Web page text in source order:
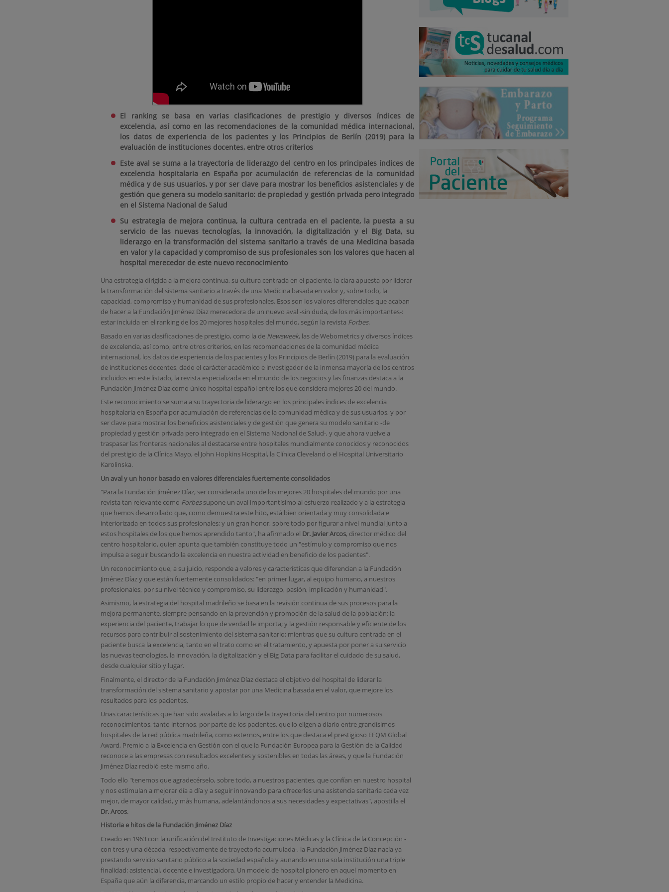
El ranking se basa en varias clasificaciones de prestigio y diversos índices de
excelencia, así como en las recomendaciones de la comunidad médica internacional,
los datos de experiencia de los pacientes y los Principios de Berlín (2019) para la
evaluación de instituciones docentes, entre otros criterios
Este aval se suma a la trayectoria de liderazgo del centro en los principales índices de
excelencia hospitalaria en España por acumulación de referencias de la comunidad
médica y de sus usuarios, y por ser clave para mostrar los beneficios asistenciales y de
gestión que genera su modelo sanitario: de propiedad y gestión privada pero integrado
en el Sistema Nacional de Salud
Su estrategia de mejora continua, la cultura centrada en el paciente, la puesta a su
servicio de las nuevas tecnologías, la innovación, la digitalización y el Big Data, su
liderazgo en la transformación del sistema sanitario a través de una Medicina basada
en valor y la capacidad y compromiso de sus profesionales son los valores que hacen al
hospital merecedor de este nuevo reconocimiento
Una estrategia dirigida a la mejora continua, su cultura centrada en el paciente, la clara apuesta por liderar
la transformación del sistema sanitario a través de una Medicina basada en valor y, sobre todo, la
capacidad, compromiso y humanidad de sus profesionales. Esos son los valores diferenciales que acaban
de hacer a la Fundación Jiménez Díaz merecedora de un nuevo aval -sin duda, de los más importantes-:
estar incluida en el ranking de los 20 mejores hospitales del mundo, según la revista Forbes.
Basado en varias clasificaciones de prestigio, como la de Newsweek, las de Webometrics y diversos índices
de excelencia, así como, entre otros criterios, en las recomendaciones de la comunidad médica
internacional, los datos de experiencia de los pacientes y los Principios de Berlín (2019) para la evaluación
de instituciones docentes, dado el carácter académico e investigador de la inmensa mayoría de los centros
incluidos en este listado, la revista especializada en el mundo de los negocios y las finanzas destaca a la
Fundación Jiménez Díaz como único hospital español entre los que considera mejores 20 del mundo.
Este reconocimiento se suma a su trayectoria de liderazgo en los principales índices de excelencia
hospitalaria en España por acumulación de referencias de la comunidad médica y de sus usuarios, y por
ser clave para mostrar los beneficios asistenciales y de gestión que genera su modelo sanitario -de
propiedad y gestión privada pero integrado en el Sistema Nacional de Salud-, y que ahora vuelve a
traspasar las fronteras nacionales al destacarse entre hospitales mundialmente conocidos y reconocidos
del prestigio de la Clínica Mayo, el John Hopkins Hospital, la Clínica Cleveland o el Hospital Universitario
Karolinska.
Un aval y un honor basado en valores diferenciales fuertemente consolidados
"Para la Fundación Jiménez Díaz, ser considerada uno de los mejores 20 hospitales del mundo por una
revista tan relevante como Forbessupone un aval importantísimo al esfuerzo realizado y a la estrategia
que hemos desarrollado que, como demuestra este hito, está bien orientada y muy consolidada e
interiorizada en todos sus profesionales; y un gran honor, sobre todo por figurar a nivel mundial junto a
estos hospitales de los que hemos aprendido tanto", ha afirmado el Dr. Javier Arcos, director médico del
centro hospitalario, quien apunta que también constituye todo un "estímulo y compromiso que nos
impulsa a seguir buscando la excelencia en nuestra actividad en beneficio de los pacientes".
Un reconocimiento que, a su juicio, responde a valores y características que diferencian a la Fundación
Jiménez Díaz y que están fuertemente consolidados: "en primer lugar, al equipo humano, a nuestros
profesionales, por su nivel técnico y compromiso, su liderazgo, pasión, implicación y humanidad".
Asimismo, la estrategia del hospital madrileño se basa en la revisión continua de sus procesos para la
mejora permanente, siempre pensando en la prevención y promoción de la salud de la población; la
experiencia del paciente, trabajar lo que de verdad le importa; y la gestión responsable y eficiente de los
recursos para contribuir al sostenimiento del sistema sanitario; mientras que su cultura centrada en el
paciente busca la excelencia, tanto en el trato como en el tratamiento, y apuesta por poner a su servicio
las nuevas tecnologías, la innovación, la digitalización y el Big Data para facilitar el cuidado de su salud,
desde cualquier sitio y lugar.
Finalmente, el director de la Fundación Jiménez Díaz destaca el objetivo del hospital de liderar la
transformación del sistema sanitario y apostar por una Medicina basada en el valor, que mejore los
resultados para los pacientes.
Unas características que han sido avaladas a lo largo de la trayectoria del centro por numerosos
reconocimientos, tanto internos, por parte de los pacientes, que lo eligen a diario entre grandísimos
hospitales de la red pública madrileña, como externos, entre los que destaca el prestigioso EFQM Global
Award, Premio a la Excelencia en Gestión con el que la Fundación Europea para la Gestión de la Calidad
reconoce a las empresas con resultados excelentes y sostenibles en todas las áreas, y que la Fundación
Jiménez Díaz recibió este mismo año.
Todo ello "tenemos que agradecérselo, sobre todo, a nuestros pacientes, que confían en nuestro hospital
y nos estimulan a mejorar día a día y a seguir innovando para ofrecerles una asistencia sanitaria cada vez
mejor, de mayor calidad, y más humana, adelantándonos a sus necesidades y expectativas", apostilla el
Dr. Arcos.
Historia e hitos de la Fundación Jiménez Díaz
Creado en 1963 con la unificación del Instituto de Investigaciones Médicas y la Clínica de la Concepción -
con tres y una década, respectivamente de trayectoria acumulada-, la Fundación Jiménez Díaz nacía ya
prestando servicio sanitario público a la sociedad española y aunando en una sola institución una triple
finalidad: asistencial, docente e investigadora. Un modelo de hospital pionero en aquel momento en
España que aún la diferencia, marcando un estilo propio de hacer y entender la Medicina.